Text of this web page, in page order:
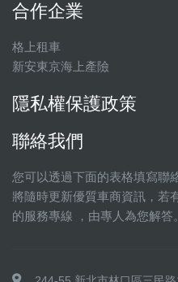
合作企業
格上租車
新安東京海上產險
隱私權保護政策
聯絡我們
您可以透過下面的表格填寫聯
將隨時更新優質車商資訊，若
的服務專線 ，由專人為您解答。